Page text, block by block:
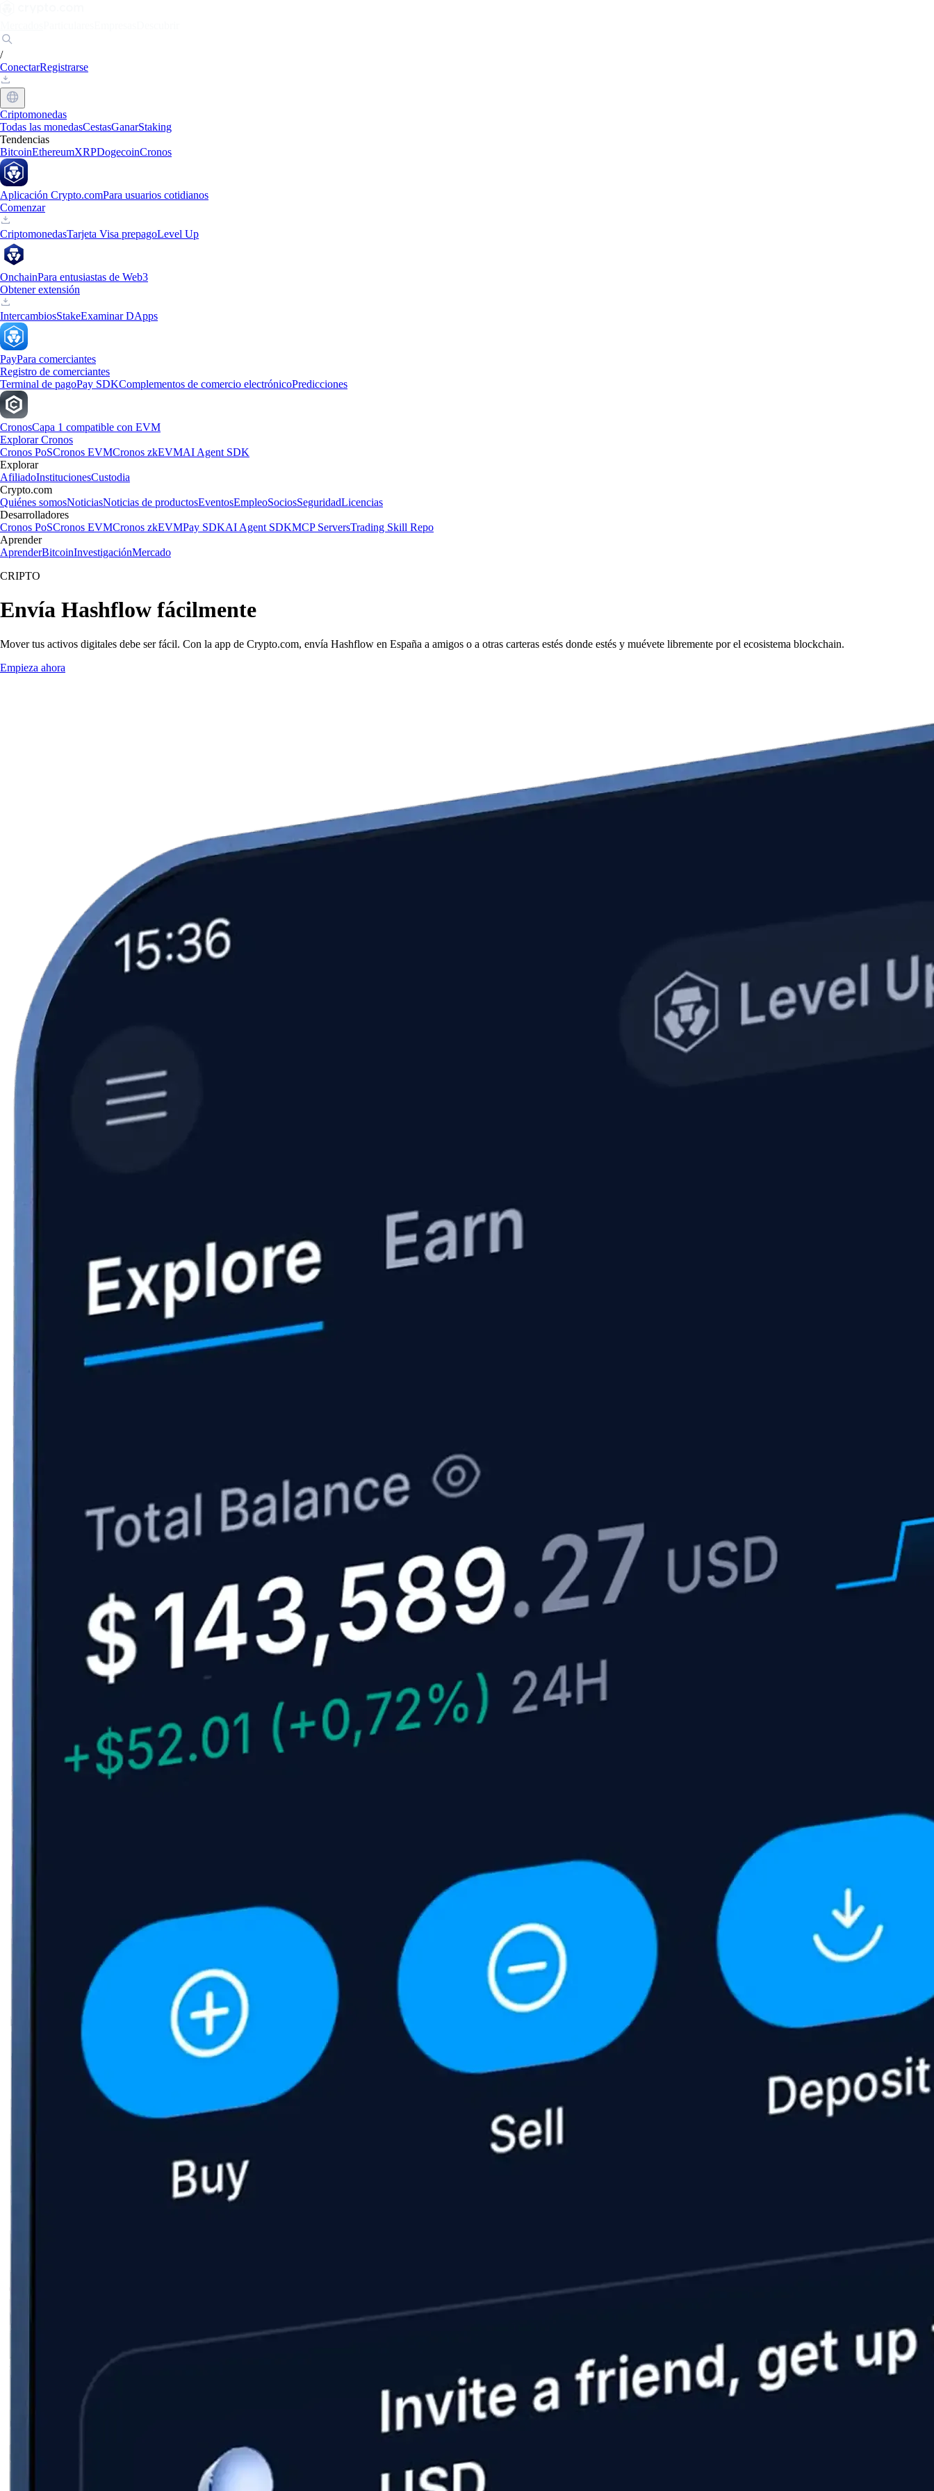
/
ConectarRegistrarse
Criptomonedas
Todas las monedasCestasGanarStaking
Tendencias
BitcoinEthereumXRPDogecoinCronos
Aplicación Crypto.comPara usuarios cotidianos
Comenzar
CriptomonedasTarjeta Visa prepagoLevel Up
OnchainPara entusiastas de Web3
Obtener extensión
IntercambiosStakeExaminar DApps
PayPara comerciantes
Registro de comerciantes
Terminal de pagoPay SDKComplementos de comercio electrónicoPredicciones
CronosCapa 1 compatible con EVM
Explorar Cronos
Cronos PoSCronos EVMCronos zkEVMAI Agent SDK
Explorar
AfiliadoInstitucionesCustodia
Crypto.com
Quiénes somosNoticiasNoticias de productosEventosEmpleoSociosSeguridadLicencias
Desarrolladores
Cronos PoSCronos EVMCronos zkEVMPay SDKAI Agent SDKMCP ServersTrading Skill Repo
Aprender
AprenderBitcoinInvestigaciónMercado
CRIPTO
Envía Hashflow fácilmente
Mover tus activos digitales debe ser fácil. Con la app de Crypto.com, envía Hashflow en España a amigos o a otras carteras estés donde estés y muévete libremente por el ecosistema blockchain.
Empieza ahora